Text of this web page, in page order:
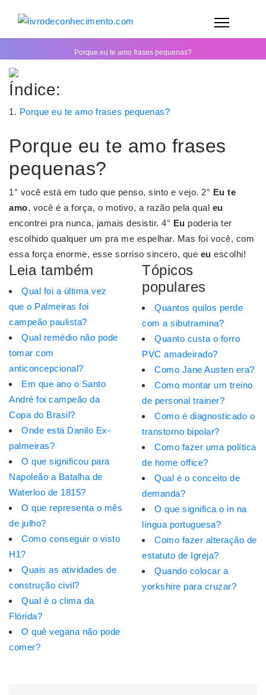
Porque eu te amo frases pequenas?
Índice:
Porque eu te amo frases pequenas?
Porque eu te amo frases
pequenas?
1° você está em tudo que penso, sinto e vejo. 2° Eu te
amo, você é a força, o motivo, a razão pela qual eu
encontrei pra nunca, jamais desistir. 4° Eu poderia ter
escolhido qualquer um pra me espelhar. Mas foi você, com
essa força enorme, esse sorriso sincero, que eu escolhi!
Leia também
Qual foi a última vez
que o Palmeiras foi
campeão paulista?
Qual remédio não pode
tomar com
anticoncepcional?
Em que ano o Santo
André foi campeão da
Copa do Brasil?
Onde está Danilo Ex-
palmeiras?
O que significou para
Napoleão a Batalha de
Waterloo de 1815?
O que representa o mês
de julho?
Como conseguir o visto
H1?
Quais as atividades de
construção civil?
Qual é o clima da
Flórida?
O quê vegana não pode
comer?
Tópicos
populares
Quantos quilos perde
com a sibutramina?
Quanto custa o forro
PVC amadeirado?
Como Jane Austen era?
Como montar um treino
de personal trainer?
Como é diagnosticado o
transtorno bipolar?
Como fazer uma política
de home office?
Qual é o conceito de
demanda?
O que significa o in na
língua portuguesa?
Como fazer alteração de
estatuto de Igreja?
Quando colocar a
yorkshire para cruzar?